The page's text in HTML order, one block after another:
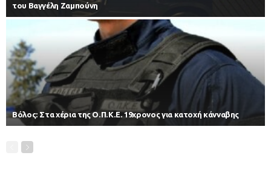
του Βαγγέλη Ζαμπούνη
Βόλος: Στα χέρια της Ο.Π.Κ.Ε. 19χρονος για κατοχή κάνναβης